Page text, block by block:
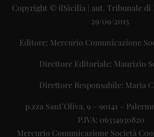
Copyright © ilSicilia | aut. Tribunale di
29/09/2015
Editore: Mercurio Comunicazione
Direttore Editoriale: Maurizio
Direttore Responsabile: Maria
p.zza Sant’Oliva, 9 – 90141 –
P.IVA: 06334930820
Mercurio Comunicazione Società